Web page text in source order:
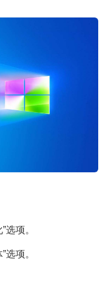
选项。
选项。